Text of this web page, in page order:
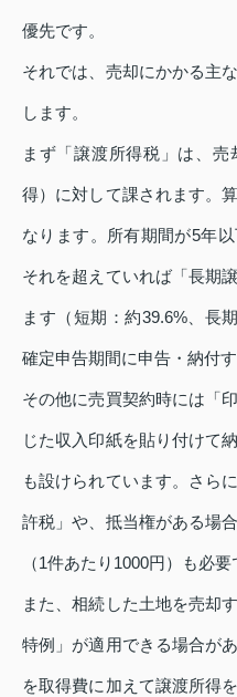
優先です。
それでは、売却にかかる主
します。
まず「譲渡所得税」は、
得）に対して課されます。
なります。所有期間が5年
それを超えていれば「長期
ます（短期：約39.6%、長
確定申告期間に申告・納付
その他に売買契約時には「
じた収入印紙を貼り付けて
も設けられています。さら
許税」や、抵当権がある場
（1件あたり1000円）も必要
また、相続した土地を売却
特例」が適用できる場合が
を取得費に加えて譲渡所得